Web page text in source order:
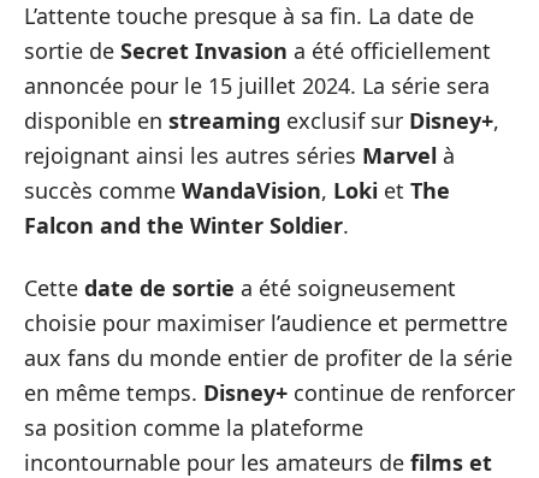
L’attente touche presque à sa fin. La date de
sortie de Secret Invasion a été officiellement
annoncée pour le 15 juillet 2024. La série sera
disponible en streaming exclusif sur Disney+,
rejoignant ainsi les autres séries Marvel à
succès comme WandaVision, Loki et The
Falcon and the Winter Soldier.
Cette date de sortie a été soigneusement
choisie pour maximiser l’audience et permettre
aux fans du monde entier de profiter de la série
en même temps. Disney+ continue de renforcer
sa position comme la plateforme
incontournable pour les amateurs de films et